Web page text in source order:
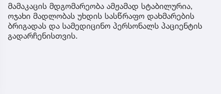
მამაკაცის მდგომარეობა ამჟამად სტაბილურია,
ოჯახი მადლობას უხდის სასწრაფო დახმარების
ბრიგადას და სამედიცინო პერსონალს პაციენტის
გადარჩენისთვის.